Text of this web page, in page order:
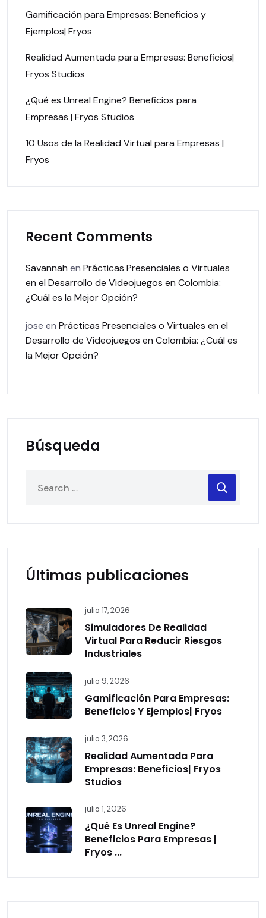
Gamificación para Empresas: Beneficios y
Ejemplos| Fryos
Realidad Aumentada para Empresas: Beneficios|
Fryos Studios
¿Qué es Unreal Engine? Beneficios para
Empresas | Fryos Studios
10 Usos de la Realidad Virtual para Empresas |
Fryos
Recent Comments
Savannah en Prácticas Presenciales o Virtuales
en el Desarrollo de Videojuegos en Colombia:
¿Cuál es la Mejor Opción?
jose en Prácticas Presenciales o Virtuales en el
Desarrollo de Videojuegos en Colombia: ¿Cuál es
la Mejor Opción?
Búsqueda
Últimas publicaciones
julio 17, 2026
Simuladores De Realidad
Virtual Para Reducir Riesgos
Industriales
julio 9, 2026
Gamificación Para Empresas:
Beneficios Y Ejemplos| Fryos
julio 3, 2026
Realidad Aumentada Para
Empresas: Beneficios| Fryos
Studios
julio 1, 2026
¿Qué Es Unreal Engine?
Beneficios Para Empresas |
Fryos ...